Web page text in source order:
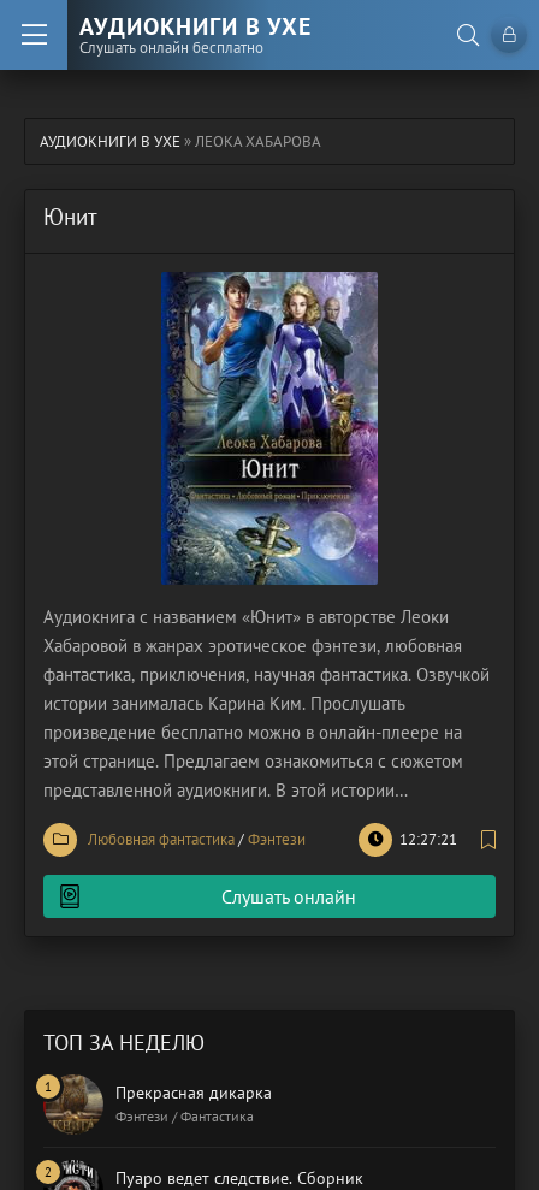
АУДИОКНИГИ В УХЕ
Слушать онлайн бесплатно
АУДИОКНИГИ В УХЕ» ЛЕОКА ХАБАРОВА
Юнит
Аудиокнига с названием «Юнит» в авторстве Леоки
Хабаровой в жанрах эротическое фэнтези, любовная
фантастика, приключения, научная фантастика. Озвучкой
истории занималась Карина Ким. Прослушать
произведение бесплатно можно в онлайн-плеере на
этой странице. Предлагаем ознакомиться с сюжетом
представленной аудиокниги. В этой истории
переплетаются темы грядущего, искусственного
интеллекта, амнезии и невозможной любви. Маргарита,
научный работник, работает на базе без перерывов уже
больше трех лет.
Любовная фантастика/Фэнтези 12:27:21
Слушать онлайн
ТОП ЗА НЕДЕЛЮ
Прекрасная дикарка
Фэнтези / Фантастика
Пуаро ведет следствие. Сборник